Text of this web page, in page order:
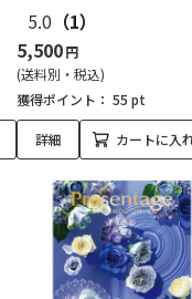
5.0 （1）
5,500円
(送料別・税込)
獲得ポイント： 55 pt
詳細 カートに入